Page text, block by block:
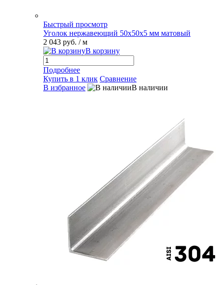
Быстрый просмотр
Уголок нержавеющий 50х50х5 мм матовый
2 043 руб. / м
В корзину
Подробнее
Купить в 1 клик Сравнение
В избранное
В наличии